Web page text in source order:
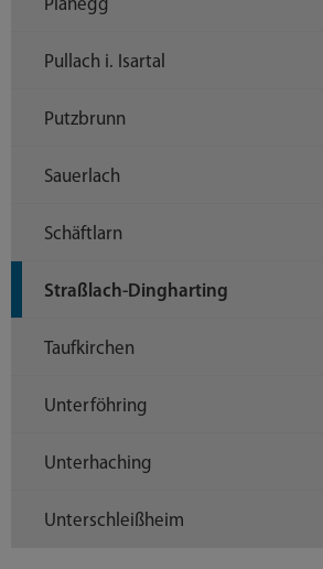
Planegg
Pullach i. Isartal
Putzbrunn
Sauerlach
Schäftlarn
Straßlach-Dingharting
Taufkirchen
Unterföhring
Unterhaching
Unterschleißheim